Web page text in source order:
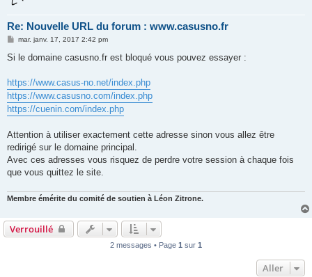
Re: Nouvelle URL du forum : www.casusno.fr
M
s
g
e
mar. janv. 17, 2017 2:42 pm
Si le domaine casusno.fr est bloqué vous pouvez essayer :
https://www.casus-no.net/index.php
https://www.casusno.com/index.php
https://cuenin.com/index.php
Attention à utiliser exactement cette adresse sinon vous allez être
redirigé sur le domaine principal.
Avec ces adresses vous risquez de perdre votre session à chaque fois
que vous quittez le site.
Membre émérite du comité de soutien à Léon Zitrone.
Verrouillé
2 messages • Page 1 sur 1
Aller